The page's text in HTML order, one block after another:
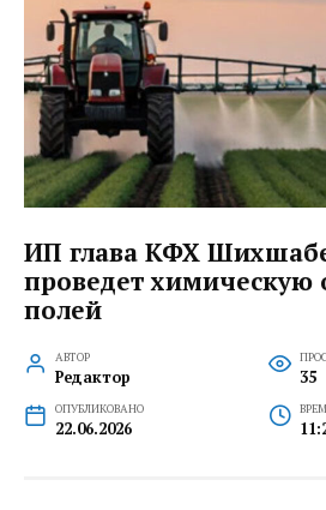
ИП глава КФХ
проведет химическую
полей
АВТОР
Редактор 35
ОПУБЛИКОВАНО
22.06.2026